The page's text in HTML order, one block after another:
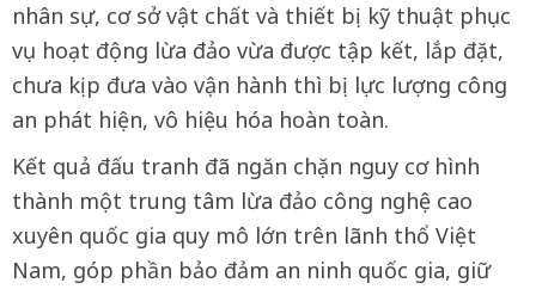
nhân sự, cơ sở vật chất và thiết bị kỹ thuật phục
vụ hoạt động lừa đảo vừa được tập kết, lắp đặt,
chưa kịp đưa vào vận hành thì bị lực lượng công
an phát hiện, vô hiệu hóa hoàn toàn.
Kết quả đấu tranh đã ngăn chặn nguy cơ hình
thành một trung tâm lừa đảo công nghệ cao
xuyên quốc gia quy mô lớn trên lãnh thổ Việt
Nam, góp phần bảo đảm an ninh quốc gia, giữ